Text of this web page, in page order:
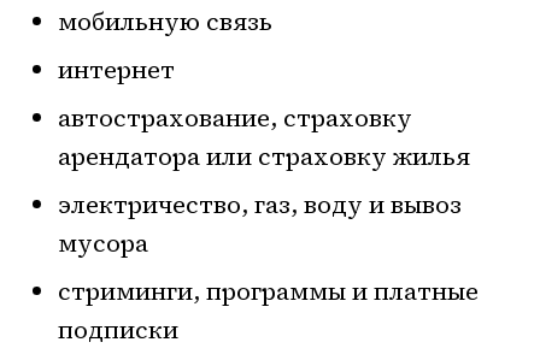
мобильную связь
интернет
автострахование, страховку
арендатора или страховку жилья
электричество, газ, воду и вывоз
мусора
стриминги, программы и платные
подписки